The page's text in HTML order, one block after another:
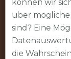
können wir
über
sind? Eine
die